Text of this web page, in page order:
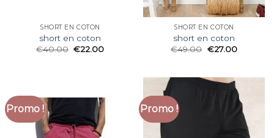
SHORT EN COTON
short en coton
€40.00 €22.00
SHORT EN COTON
short en coton
€49.00 €27.00
Promo ! Promo !